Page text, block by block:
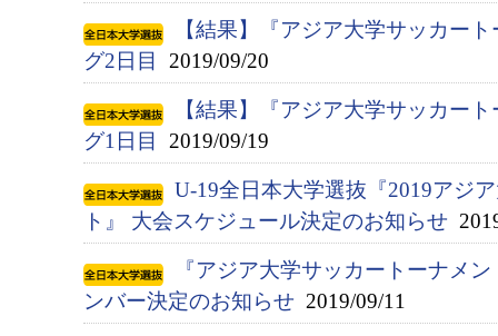
【結果】『アジア大学サッカー
グ2日目
2019/09/20
【結果】『アジア大学サッカー
グ1日目
2019/09/19
U-19全日本大学選抜『2019アジ
ト』 大会スケジュール決定のお知らせ
『アジア大学サッカートーナメ
ンバー決定のお知らせ 2019/09/11